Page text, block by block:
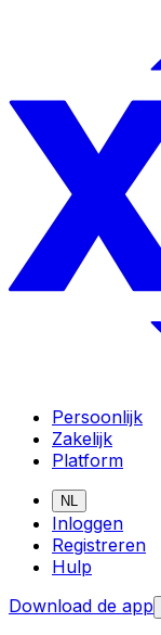
Persoonlijk
Zakelijk
Platform
NL
Inloggen
Registreren
Hulp
Download de app